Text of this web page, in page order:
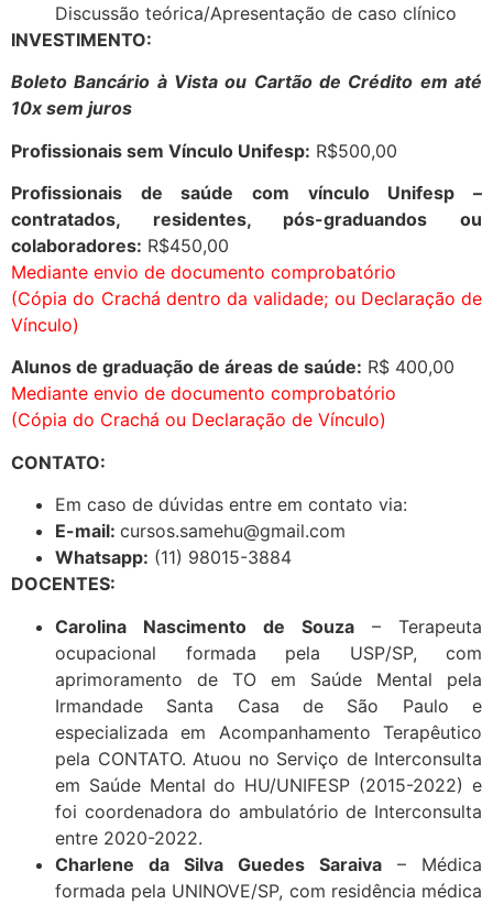
Discussão teórica/Apresentação de caso clínico
INVESTIMENTO:
Boleto Bancário à Vista ou Cartão de Crédito em até
10x sem juros
Profissionais sem Vínculo Unifesp: R$500,00
Profissionais de saúde com vínculo Unifesp –
contratados, residentes, pós-graduandos ou
colaboradores: R$450,00
Mediante envio de documento comprobatório
(Cópia do Crachá dentro da validade; ou Declaração de
Vínculo)
Alunos de graduação de áreas de saúde: R$ 400,00
Mediante envio de documento comprobatório
(Cópia do Crachá ou Declaração de Vínculo)
CONTATO:
Em caso de dúvidas entre em contato via:
E-mail: cursos.samehu@gmail.com
Whatsapp: (11) 98015-3884
DOCENTES:
Carolina Nascimento de Souza – Terapeuta
ocupacional formada pela USP/SP, com
aprimoramento de TO em Saúde Mental pela
Irmandade Santa Casa de São Paulo e
especializada em Acompanhamento Terapêutico
pela CONTATO. Atuou no Serviço de Interconsulta
em Saúde Mental do HU/UNIFESP (2015-2022) e
foi coordenadora do ambulatório de Interconsulta
entre 2020-2022.
Charlene da Silva Guedes Saraiva – Médica
formada pela UNINOVE/SP, com residência médica